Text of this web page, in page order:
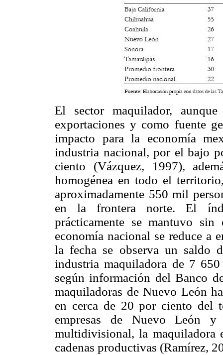
El sector maquilador,
exportaciones y como fuente
impacto para la economía
industria nacional, por el bajo
ciento (Vázquez, 1997),
homogénea en todo el
aproximadamente 550 mil
en la frontera norte. El
prácticamente se mantuvo
economía nacional se reduce a
la fecha se observa un saldo
industria maquiladora de 7
según información del Banco
maquiladoras de Nuevo León
en cerca de 20 por ciento del
empresas de Nuevo León
multidivisional, la maquiladora
cadenas productivas (Ramírez,